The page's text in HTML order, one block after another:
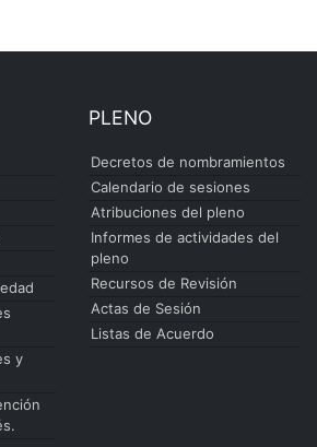
y
PLENO
Decretos de nombramientos
Calendario de sesiones
Atribuciones del pleno
Informes de actividades del
pleno
Recursos de Revisión
Actas de Sesión
Listas de Acuerdo